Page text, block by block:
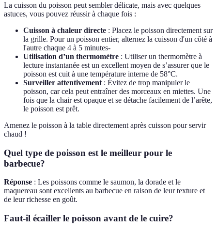
La cuisson du poisson peut sembler délicate, mais avec quelques
astuces, vous pouvez réussir à chaque fois :
Cuisson à chaleur directe : Placez le poisson directement sur
la grille. Pour un poisson entier, alternez la cuisson d'un côté à
l'autre chaque 4 à 5 minutes-
Utilisation d’un thermomètre : Utiliser un thermomètre à
lecture instantanée est un excellent moyen de s’assurer que le
poisson est cuit à une température interne de 58°C.
Surveiller attentivement : Évitez de trop manipuler le
poisson, car cela peut entraîner des morceaux en miettes. Une
fois que la chair est opaque et se détache facilement de l’arête,
le poisson est prêt.
Amenez le poisson à la table directement après cuisson pour servir
chaud !
Quel type de poisson est le meilleur pour le
barbecue?
Réponse : Les poissons comme le saumon, la dorade et le
maquereau sont excellents au barbecue en raison de leur texture et
de leur richesse en goût.
Faut-il écailler le poisson avant de le cuire?